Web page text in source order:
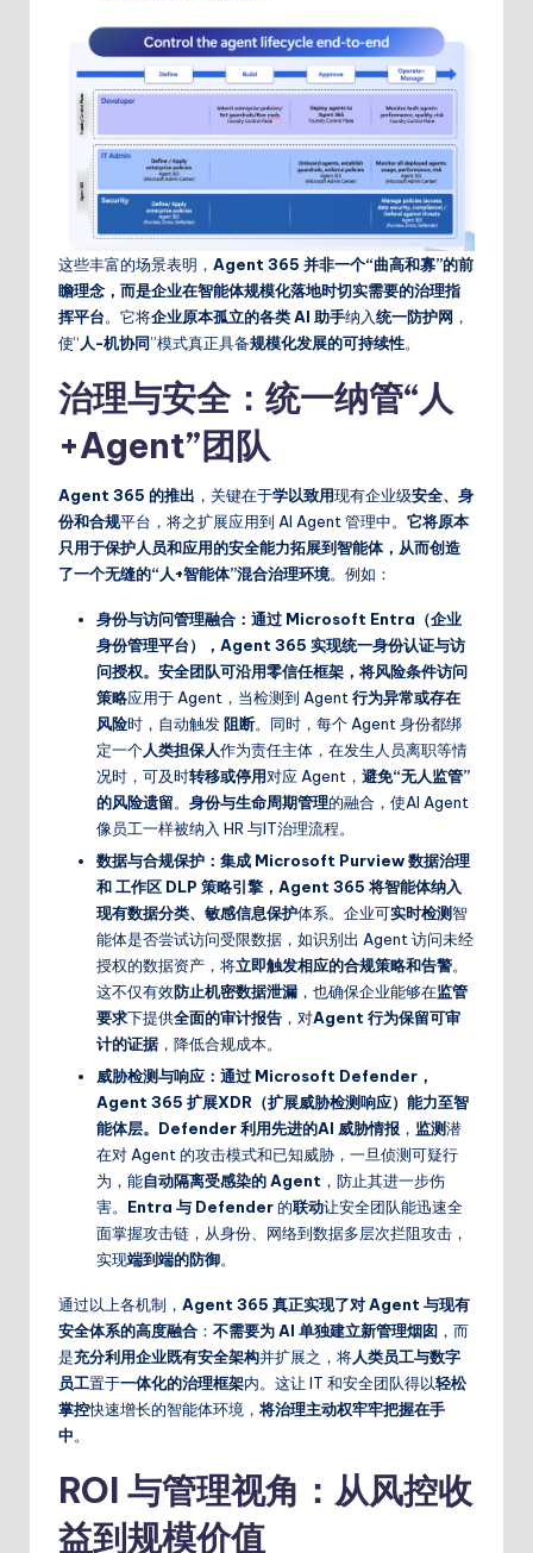
这些丰富的场景表明， Agent 365 并非一个“曲高和寡”的前
瞻理念，而是企业在智能体规模化落地时切实需要的治理指
挥平台。它将企业原本孤立的各类 AI 助手纳入统一防护网 ，
使“人-机协同”模式真正具备规模化发展的可持续性。
治理与安全：统一纳管“人
+Agent”团队
Agent 365 的推出 ，关键在于学以致用现有企业级安全、身
份和合规平台，将之扩展应用到 AI Agent 管理中。 它将原本
只用于保护人员和应用的安全能力拓展到智能体，从而创造
了一个无缝的“人+智能体”混合治理环境。例如：
身份与访问管理融合：通过 Microsoft Entra（企业
身份管理平台），Agent 365 实现统一身份认证与访
问授权。安全团队可沿用零信任框架，将风险条件访问
策略应用于 Agent，当检测到 Agent 行为异常或存在
风险时，自动触发阻断。同时，每个 Agent 身份都绑
定一个人类担保人作为责任主体，在发生人员离职等情
况时，可及时转移或停用对应 Agent， 避免“无人监管”
的风险遗留。 身份与生命周期管理的融合，使AI Agent
像员工一样被纳入 HR 与IT治理流程。
数据与合规保护：集成 Microsoft Purview 数据治理
和 工作区 DLP 策略引擎，Agent 365 将智能体纳入
现有数据分类、敏感信息保护体系。企业可实时检测智
能体是否尝试访问受限数据，如识别出 Agent 访问未经
授权的数据资产，将立即触发相应的合规策略和告警。
这不仅有效防止机密数据泄漏 ，也确保企业能够在监管
要求下提供全面的审计报告 ，对Agent 行为保留可审
计的证据 ，降低合规成本。
威胁检测与响应：通过 Microsoft Defender，
Agent 365 扩展XDR（扩展威胁检测响应）能力至智
能体层。Defender 利用先进的AI 威胁情报 ， 监测潜
在对 Agent 的攻击模式和已知威胁，一旦侦测可疑行
为，能自动隔离受感染的 Agent ，防止其进一步伤
害。 Entra 与 Defender的联动让安全团队能迅速全
面掌握攻击链，从身份、网络到数据多层次拦阻攻击，
实现端到端的防御。
通过以上各机制， Agent 365 真正实现了对 Agent 与现有
安全体系的高度融合 ： 不需要为 AI 单独建立新管理烟囱 ，而
是充分利用企业既有安全架构并扩展之，将人类员工与数字
员工置于一体化的治理框架内。这让 IT 和安全团队得以轻松
掌控快速增长的智能体环境， 将治理主动权牢牢把握在手
中。
ROI 与管理视角：从风控收
益到规模价值